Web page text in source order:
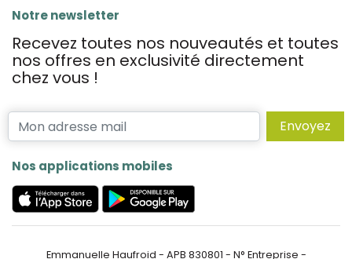
Notre newsletter
Recevez toutes nos nouveautés et toutes
nos offres en exclusivité directement
chez vous !
Envoyez
Nos applications mobiles
Emmanuelle Haufroid - APB 830801 - N° Entreprise -